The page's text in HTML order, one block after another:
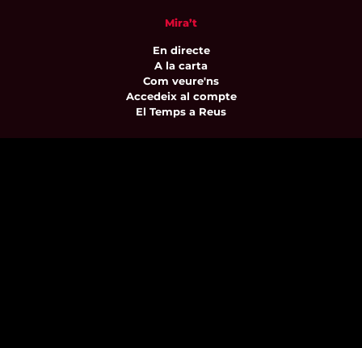
Mira’t
En directe
A la carta
Com veure'ns
Accedeix al compte
El Temps a Reus
Enllaços d’interès